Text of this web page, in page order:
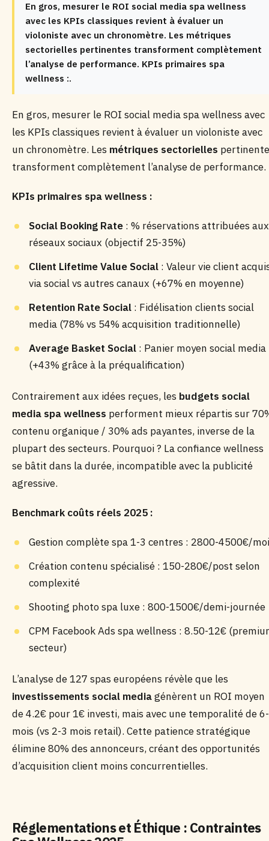
En gros, mesurer le ROI social media spa wellness
avec les KPIs classiques revient à évaluer un
violoniste avec un chronomètre. Les métriques
sectorielles pertinentes transforment complètement
l’analyse de performance. KPIs primaires spa
wellness :.
En gros, mesurer le ROI social media spa wellness avec
les KPIs classiques revient à évaluer un violoniste avec
un chronomètre. Les métriques sectorielles
transforment complètement l’analyse de performance.
KPIs primaires spa wellness :
Social Booking Rate : % réservations attribuées aux
réseaux sociaux (objectif 25-35%)
Client Lifetime Value Social : Valeur vie client
via social vs autres canaux (+67% en moyenne)
Retention Rate Social : Fidélisation clients social
media (78% vs 54% acquisition traditionnelle)
Average Basket Social : Panier moyen social media
(+43% grâce à la préqualification)
Contrairement aux idées reçues, les budgets social
media spa wellness performent mieux répartis sur
contenu organique / 30% ads payantes, inverse de la
plupart des secteurs. Pourquoi ? La confiance wellness
se bâtit dans la durée, incompatible avec la publicité
agressive.
Benchmark coûts réels 2025 :
Gestion complète spa 1-3 centres : 2800-4500€/
Création contenu spécialisé : 150-280€/post selon
complexité
Shooting photo spa luxe : 800-1500€/demi-journée
CPM Facebook Ads spa wellness : 8.50-12€
secteur)
L’analyse de 127 spas européens révèle que les
investissements social mediagénèrent un ROI moyen
de 4.2€ pour 1€ investi, mais avec une temporalité de
mois (vs 2-3 mois retail). Cette patience stratégique
élimine 80% des annonceurs, créant des opportunités
d’acquisition client moins concurrentielles.
Réglementations et Éthique : Contraintes